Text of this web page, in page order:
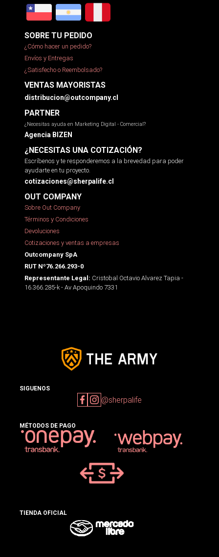
SOBRE TU PEDIDO
¿Cómo hacer un pedido?
Envíos y Entregas
¿Satisfecho o Reembolsado?
VENTAS MAYORISTAS
distribucion@outcompany.cl
PARTNER
¿Necesitas ayuda en Marketing Digital - Comercial?
Agencia BIZEN
¿NECESITAS UNA COTIZACIÓN?
Escríbenos y te responderemos a la brevedad para poder
ayudarte en tu proyecto.
cotizaciones@sherpalife.cl
OUT COMPANY
Sobre Out Company
Términos y Condiciones
Devoluciones
Cotizaciones y ventas a empresas
Outcompany SpA
RUT Nº76.266.293-0
Representante Legal: Cristobal Octavio Alvarez Tapia -
16.366.285-k - Av Apoquindo 7331
SIGUENOS
@sherpalife
MÉTODOS DE PAGO
TIENDA OFICIAL